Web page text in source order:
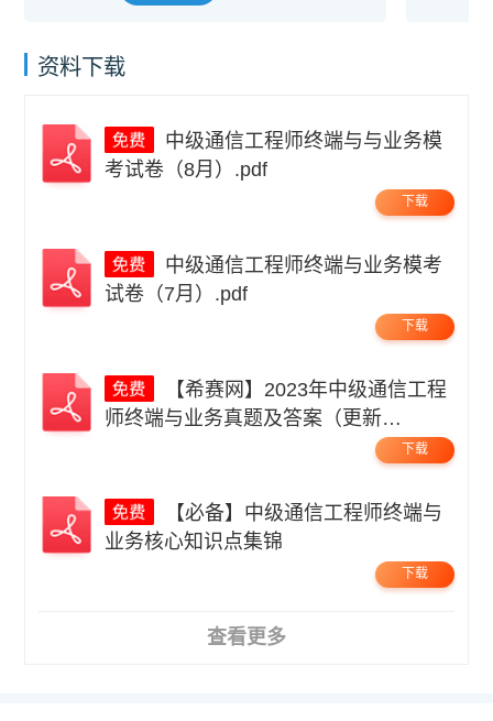
资料下载
考试卷（8月）.pdf
下载
试卷（7月）.pdf
下载
师终端与业务真题及答案（更新
下载
业务核心知识点集锦
下载
查看更多